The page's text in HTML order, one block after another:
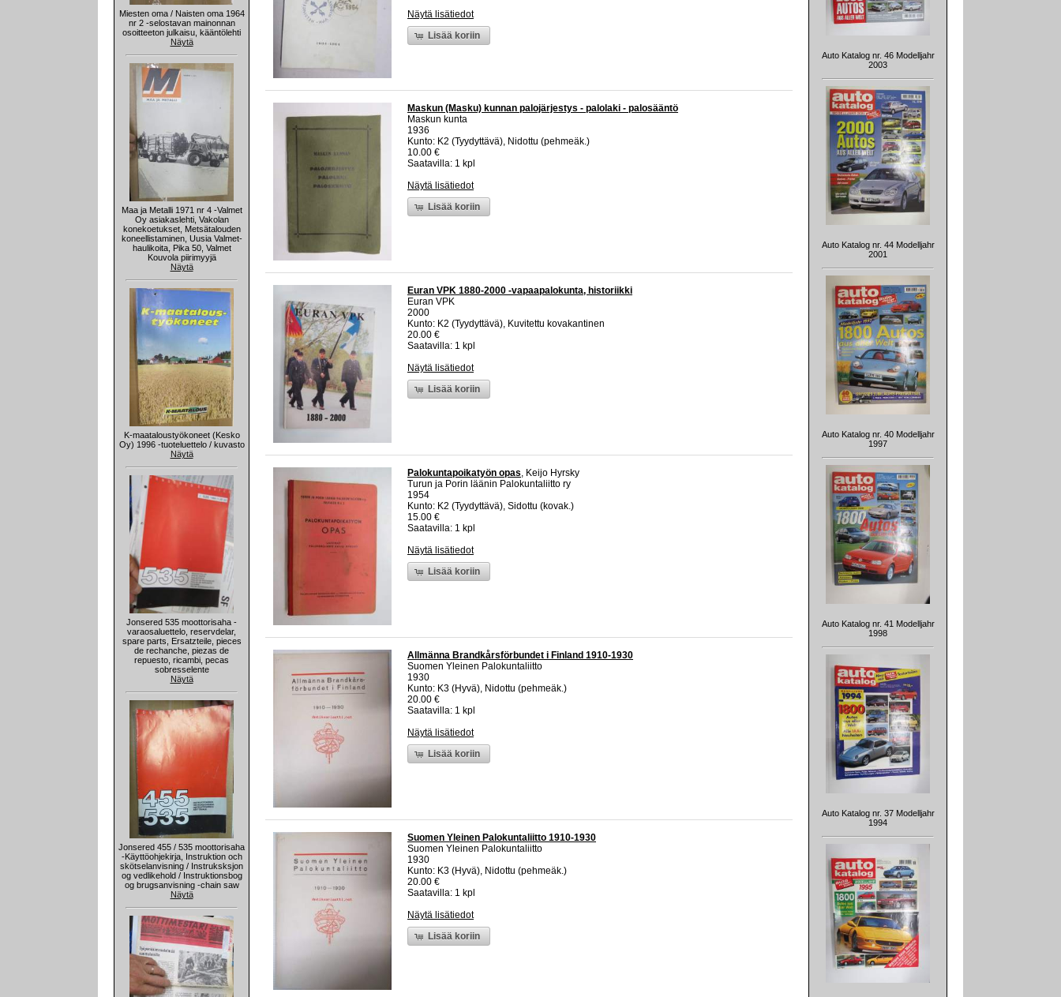
Miesten oma / Naisten oma 1964
nr 2 -selostavan mainonnan
osoitteeton julkaisu, kääntölehti
Näytä
Maa ja Metalli 1971 nr 4 -Valmet
Oy asiakaslehti, Vakolan
konekoetukset, Metsätalouden
koneellistaminen, Uusia Valmet-
haulikoita, Pika 50, Valmet
Kouvola piirimyyjä
Näytä
K-maataloustyökoneet (Kesko
Oy) 1996 -tuoteluettelo / kuvasto
Näytä
Jonsered 535 moottorisaha -
varaosaluettelo, reservdelar,
spare parts, Ersatzteile, pieces
de rechanche, piezas de
repuesto, ricambi, pecas
sobresselente
Näytä
Jonsered 455 / 535 moottorisaha
-Käyttöohjekirja, Instruktion och
skötselanvisning / Instruksksjon
og vedlikehold / Instruktionsbog
og brugsanvisning -chain saw
Näytä
Näytä lisätiedot
Lisää koriin
Maskun (Masku) kunnan palojärjestys - palolaki - palosääntö
Maskun kunta
1936
Kunto: K2 (Tyydyttävä), Nidottu (pehmeäk.)
10.00 €
Saatavilla: 1 kpl
Näytä lisätiedot
Lisää koriin
Euran VPK 1880-2000 -vapaapalokunta, historiikki
Euran VPK
2000
Kunto: K2 (Tyydyttävä), Kuvitettu kovakantinen
20.00 €
Saatavilla: 1 kpl
Näytä lisätiedot
Lisää koriin
Palokuntapoikatyön opas, Keijo Hyrsky
Turun ja Porin läänin Palokuntaliitto ry
1954
Kunto: K2 (Tyydyttävä), Sidottu (kovak.)
15.00 €
Saatavilla: 1 kpl
Näytä lisätiedot
Lisää koriin
Allmänna Brandkårsförbundet i Finland 1910-1930
Suomen Yleinen Palokuntaliitto
1930
Kunto: K3 (Hyvä), Nidottu (pehmeäk.)
20.00 €
Saatavilla: 1 kpl
Näytä lisätiedot
Lisää koriin
Suomen Yleinen Palokuntaliitto 1910-1930
Suomen Yleinen Palokuntaliitto
1930
Kunto: K3 (Hyvä), Nidottu (pehmeäk.)
20.00 €
Saatavilla: 1 kpl
Näytä lisätiedot
Lisää koriin
Auto Katalog nr. 46 Modelljahr
2003
Auto Katalog nr. 44 Modelljahr
2001
Auto Katalog nr. 40 Modelljahr
1997
Auto Katalog nr. 41 Modelljahr
1998
Auto Katalog nr. 37 Modelljahr
1994